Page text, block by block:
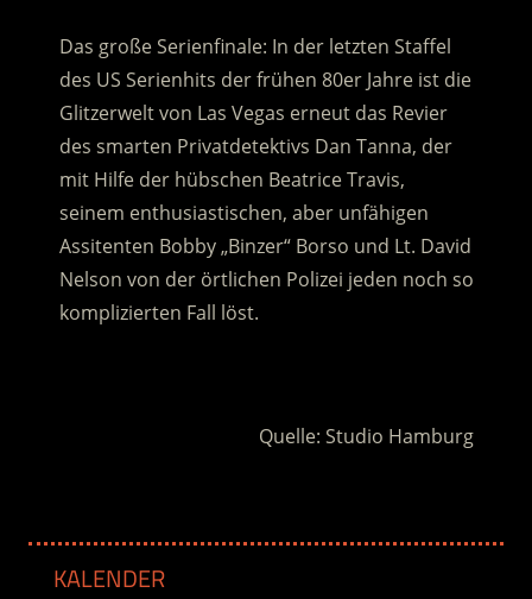
Das große Serienfinale: In der letzten Staffel
des US Serienhits der frühen 80er Jahre ist die
Glitzerwelt von Las Vegas erneut das Revier
des smarten Privatdetektivs Dan Tanna, der
mit Hilfe der hübschen Beatrice Travis,
seinem enthusiastischen, aber unfähigen
Assitenten Bobby „Binzer“ Borso und Lt. David
Nelson von der örtlichen Polizei jeden noch so
komplizierten Fall löst.
Quelle: Studio Hamburg
KALENDER